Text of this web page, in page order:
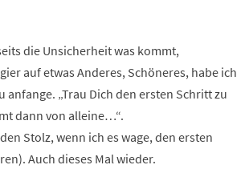
die Unsicherheit was kommt,
auf etwas Anderes, Schöneres, habe ich
anfange. „Trau Dich den ersten Schritt zu
dann von alleine…“.
Stolz, wenn ich es wage, den ersten
Auch dieses Mal wieder.